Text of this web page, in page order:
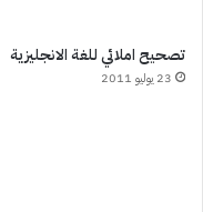
تصحيح املائي للغة الانجليزية
23 يوليو 2011